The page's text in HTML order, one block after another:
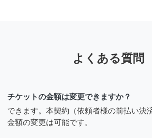
よくある質問
チケットの金額は変更できますか？
できます。本契約（依頼者様の前払い決
金額の変更は可能です。